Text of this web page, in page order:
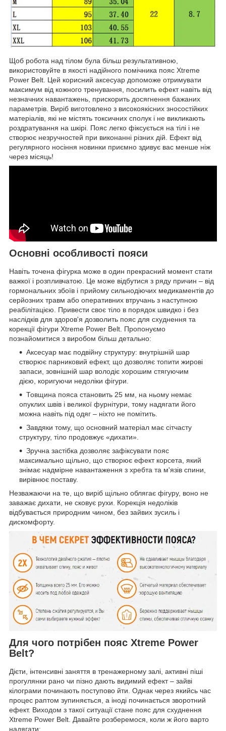
Щоб робота над тілом була більш результативною,
використовуйте в якості надійного помічника пояс Xtreme
Power Belt. Цей корисний аксесуар допоможе отримувати
максимум від кожного тренування, посилить ефект навіть від
незначних навантажень, прискорить досягнення бажаних
параметрів. Виріб виготовлено з високоякісних зносостійких
матеріалів, які не містять токсичних сполук і не викликають
роздратування на шкірі. Пояс легко фіксується на тілі і не
створює незручностей при виконанні різних дій. Ефект від
регулярного носіння новинки приємно здивує вас менше ніж
через місяць!
Основні особливості пояси
Навіть точена фігурка може в один прекрасний момент стати
важкої і розпливчатою. Це може відбутися з ряду причин – від
гормональних збоїв і прийому сильнодіючих медикаментів до
серйозних травм або оперативних втручань з наступною
реабілітацією. Привести своє тіло в порядок швидко і без
наслідків для здоров'я дозволить пояс для схуднення та
корекції фігури Xtreme Power Belt. Пропонуємо
познайомитися з виробом більш детально:
Аксесуар має подвійну структуру: внутрішній шар
створює парниковий ефект, що дозволяє топити жирові
запаси, зовнішній шар володіє хорошим стягуючим
дією, коригуючи недоліки фігури.
Товщина пояса становить 25 мм, на ньому немає
опуклих швів і великої фурнітури, тому надягати його
можна навіть під одяг – ніхто не помітить.
Завдяки тому, що основний матеріал має сітчасту
структуру, тіло продовжує «дихати».
Зручна застібка дозволяє зафіксувати пояс
максимально щільно, що створює ефект корсета, який
знімає надмірне навантаження з хребта та м'язів спини,
вирівнює поставу.
Незважаючи на те, що виріб щільно облягає фігуру, воно не
заважає дихати, не сковує рухи. Корекція недоліків
відбувається природним чином, без зайвих зусиль і
дискомфорту.
Для чого потрібен пояс Xtreme Power
Belt?
Дієти, інтенсивні заняття в тренажерному залі, активні піші
прогулянки рано чи пізно дають видимий ефект – зайві
кілограми починають поступово йти. Однак через якийсь час
процес раптом зупиняється, а іноді починається зворотний
ефект. Виходом з такої ситуації стане пояс для схуднення
Xtreme Power Belt. Давайте розберемося, коли ж його варто
надягати: